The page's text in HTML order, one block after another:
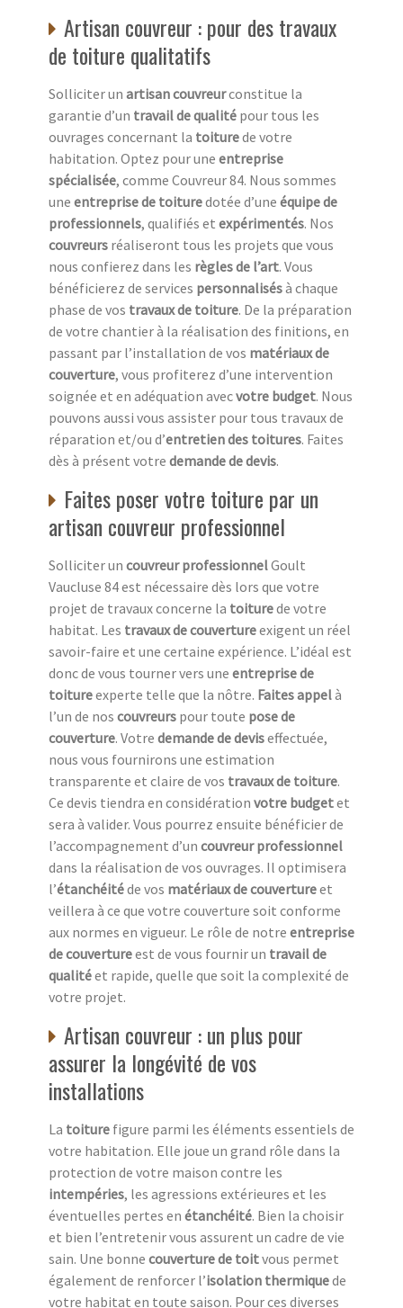
Artisan couvreur : pour des travaux
de toiture qualitatifs
Solliciter un artisan couvreurconstitue la
garantie d’un travail de qualité pour tous les
ouvrages concernant la toiturede votre
habitation. Optez pour une entreprise
spécialisée, comme Couvreur 84. Nous sommes
une entreprise de toituredotée d’une équipe de
professionnels, qualifiés et expérimentés. Nos
couvreurs réaliseront tous les projets que vous
nous confierez dans les règles de l’art. Vous
bénéficierez de services personnalisésà chaque
phase de vos travaux de toiture. De la préparation
de votre chantier à la réalisation des finitions, en
passant par l’installation de vos matériaux de
couverture, vous profiterez d’une intervention
soignée et en adéquation avecvotre budget. Nous
pouvons aussi vous assister pour tous travaux de
réparation et/ou d’entretien des toitures. Faites
dès à présent votre demande de devis.
Faites poser votre toiture par un
artisan couvreur professionnel
Solliciter un couvreur professionnelGoult
Vaucluse 84 est nécessaire dès lors que votre
projet de travaux concerne la toiturede votre
habitat. Les travaux de couvertureexigent un réel
savoir-faire et une certaine expérience. L’idéal est
donc de vous tourner vers une entreprise de
toitureexperte telle que la nôtre. Faites appelà
l’un de nos couvreurs pour toute pose de
couverture. Votre demande de deviseffectuée,
nous vous fournirons une estimation
transparente et claire de vos travaux de toiture.
Ce devis tiendra en considération votre budgetet
sera à valider. Vous pourrez ensuite bénéficier de
l’accompagnement d’un couvreur professionnel
dans la réalisation de vos ouvrages. Il optimisera
l’étanchéitéde vos matériaux de couvertureet
veillera à ce que votre couverture soit conforme
aux normes en vigueur. Le rôle de notre entreprise
de couvertureest de vous fournir un travail de
qualitéet rapide, quelle que soit la complexité de
votre projet.
Artisan couvreur : un plus pour
assurer la longévité de vos
installations
La toiture figure parmi les éléments essentiels de
votre habitation. Elle joue un grand rôle dans la
protection de votre maison contre les
intempéries, les agressions extérieures et les
éventuelles pertes en étanchéité. Bien la choisir
et bien l’entretenir vous assurent un cadre de vie
sain. Une bonne couverture de toitvous permet
également de renforcer l’isolation thermiquede
votre habitat en toute saison. Pour ces diverses